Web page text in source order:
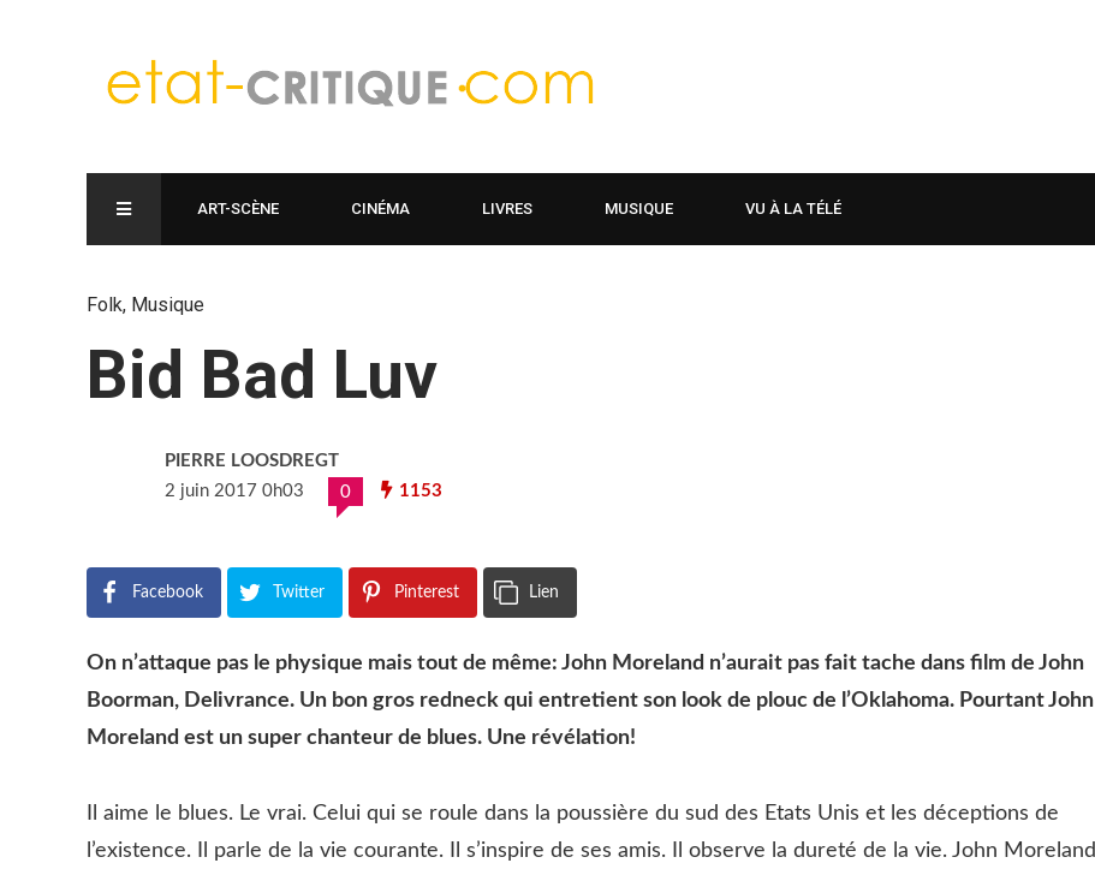
ART-SCÈNE CINÉMA LIVRES MUSIQUE VU À LA TÉLÉ
Folk, Musique
Bid Bad Luv
PIERRE LOOSDREGT
2 juin 2017 0h03
0 1153
Facebook Twitter Pinterest Lien
On n’attaque pas le physique mais tout de même: John Moreland n’aurait pas fait tache dans film de John
Boorman, Delivrance. Un bon gros redneck qui entretient son look de plouc de l’Oklahoma. Pourtant John
Moreland est un super chanteur de blues. Une révélation!
Il aime le blues. Le vrai. Celui qui se roule dans la poussière du sud des Etats Unis et les déceptions de
l’existence. Il parle de la vie courante. Il s’inspire de ses amis. Il observe la dureté de la vie. John Moreland